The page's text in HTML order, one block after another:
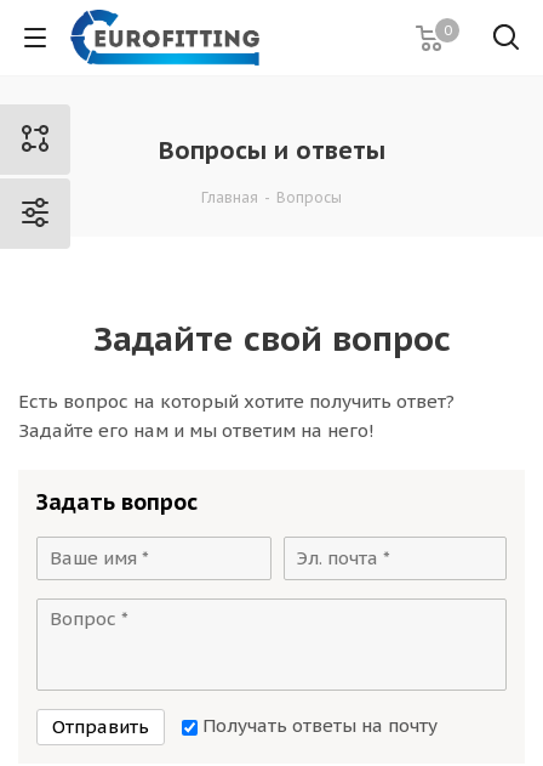
0
Вопросы и ответы
Главная - Вопросы
Задайте свой вопрос
Есть вопрос на который хотите получить ответ?
Задайте его нам и мы ответим на него!
Задать вопрос
Отправить Получать ответы на почту